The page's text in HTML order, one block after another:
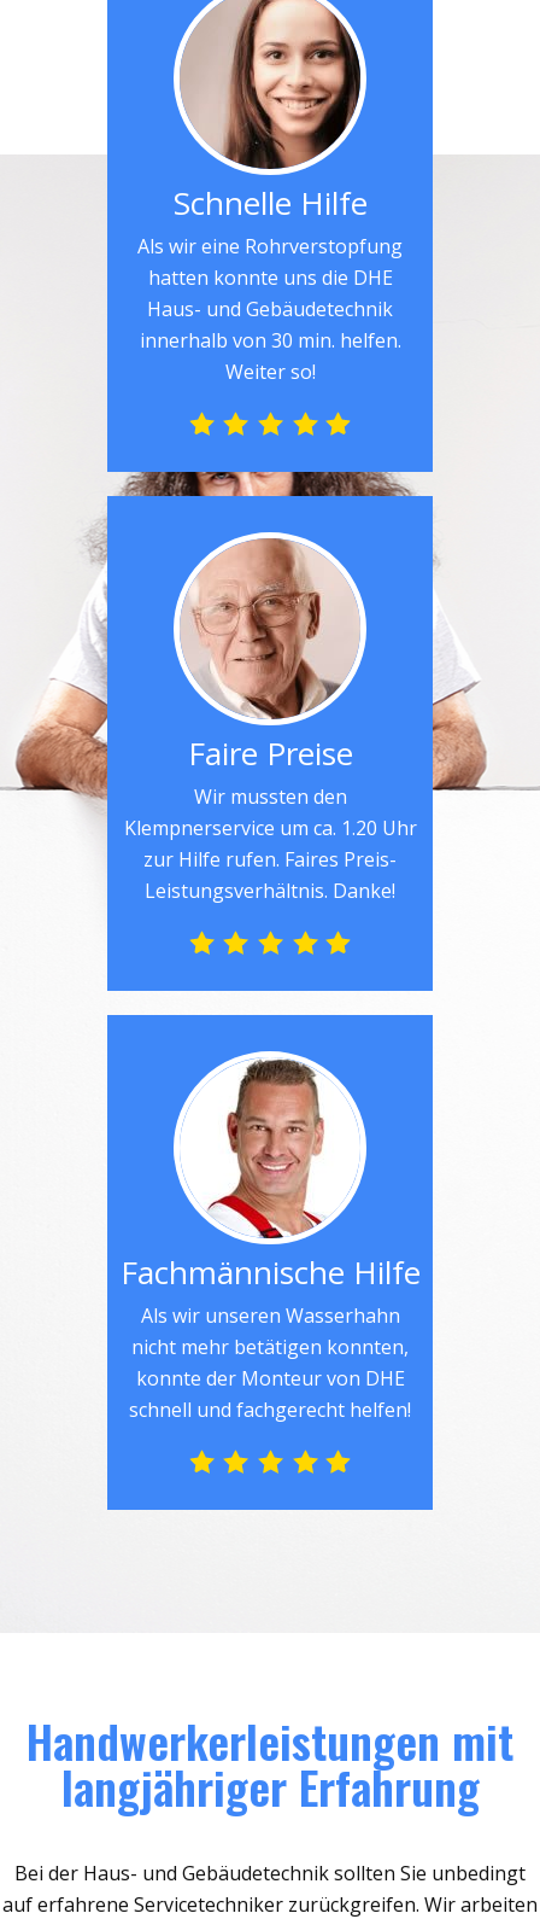
Schnelle Hilfe
Als wir eine Rohrverstopfung
hatten konnte uns die DHE
Haus- und Gebäudetechnik
innerhalb von 30 min. helfen.
Weiter so!
Faire Preise
Wir mussten den
Klempnerservice um ca. 1.20 Uhr
zur Hilfe rufen. Faires Preis-
Leistungsverhältnis. Danke!
Fachmännische Hilfe
Als wir unseren Wasserhahn
nicht mehr betätigen konnten,
konnte der Monteur von DHE
schnell und fachgerecht helfen!
Handwerkerleistungen mit
langjähriger Erfahrung
Bei der Haus- und Gebäudetechnik sollten Sie unbedingt
auf erfahrene Servicetechniker zurückgreifen. Wir arbeiten